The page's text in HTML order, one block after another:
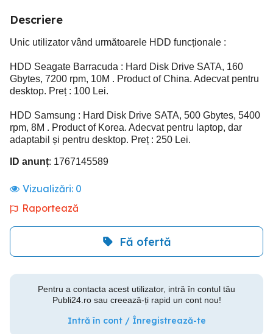
Descriere
Unic utilizator vând următoarele HDD funcționale :
HDD Seagate Barracuda : Hard Disk Drive SATA, 160
Gbytes, 7200 rpm, 10M . Product of China. Adecvat pentru
desktop. Preț : 100 Lei.
HDD Samsung : Hard Disk Drive SATA, 500 Gbytes, 5400
rpm, 8M . Product of Korea. Adecvat pentru laptop, dar
adaptabil și pentru desktop. Preț : 250 Lei.
ID anunț: 1767145589
Vizualizări: 0
Raportează
Fă ofertă
Pentru a contacta acest utilizator, intră în contul tău
Publi24.ro sau creează-ți rapid un cont nou!
Intră în cont / Înregistrează-te